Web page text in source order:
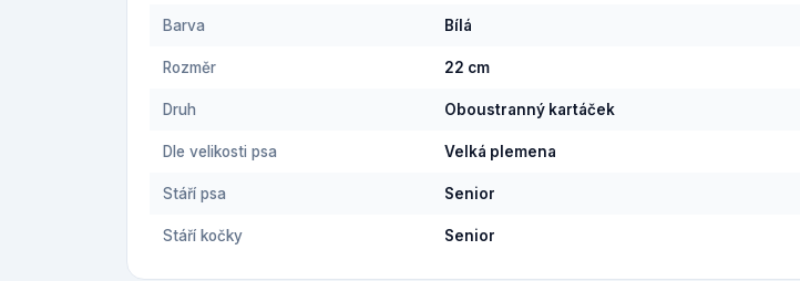
Barva Bílá
Rozměr 22 cm
Druh Oboustranný kartáček
Dle velikosti psa Velká plemena
Stáří psa Senior
Stáří kočky Senior